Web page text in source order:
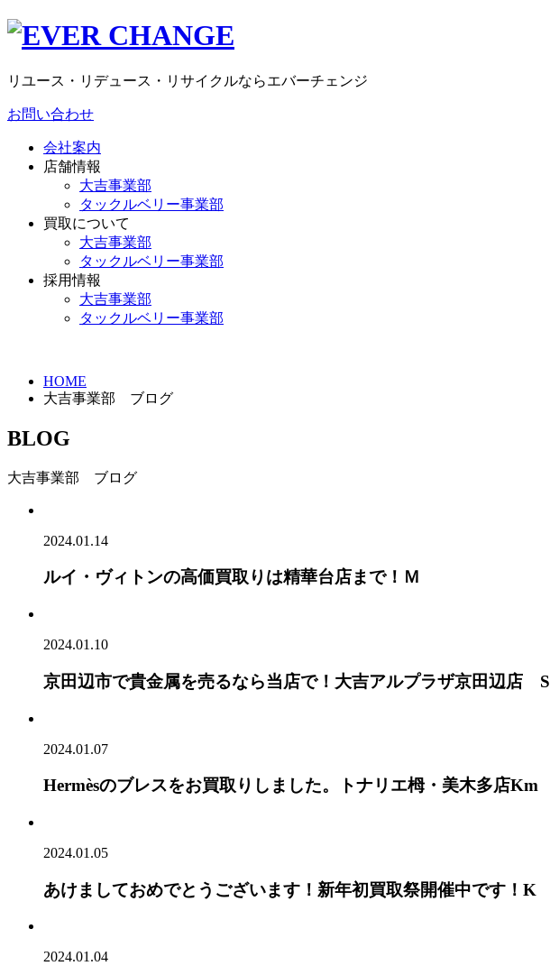
リユース・リデュース・リサイクルならエバーチェンジ
お問い合わせ
会社案内
店舗情報
大吉事業部
タックルベリー事業部
買取について
大吉事業部
タックルベリー事業部
採用情報
大吉事業部
タックルベリー事業部
HOME
大吉事業部 ブログ
BLOG
大吉事業部 ブログ
2024.01.14
ルイ・ヴィトンの高価買取りは精華台店まで！Ｍ
2024.01.10
京田辺市で貴金属を売るなら当店で！大吉アルプラザ京田辺店 S
2024.01.07
Hermèsのブレスをお買取りしました。トナリエ栂・美木多店Km
2024.01.05
あけましておめでとうございます！新年初買取祭開催中です！K
2024.01.04